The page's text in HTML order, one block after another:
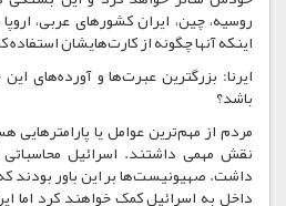
روسیه، چین، ایران کشورهای عربی،
اینکه آنها چگونه از کارت‌هایشان استفاده
ایرنا: بزرگترین عبرت‌ها و آورده‌های
باشد؟
نقش مهمی داشتند. اسرائیل
داشت. صهیونیست‌ها بر این باور بودند
داخل به اسرائیل کمک خواهند کرد اما